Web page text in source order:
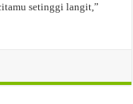
setinggi langit,”